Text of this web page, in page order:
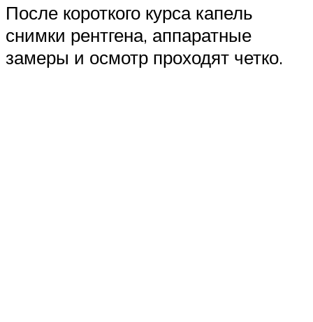
После короткого курса капель
снимки рентгена, аппаратные
замеры и осмотр проходят четко.